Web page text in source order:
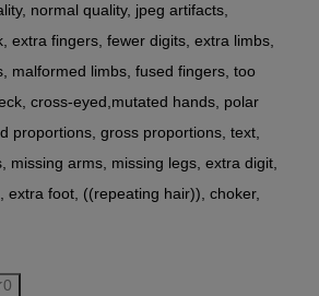
normal quality, jpeg artifacts,
extra fingers, fewer digits, extra limbs,
malformed limbs, fused fingers, too
cross-eyed,mutated hands, polar
proportions, gross proportions, text,
missing arms, missing legs, extra digit,
extra foot, ((repeating hair)), choker,
0